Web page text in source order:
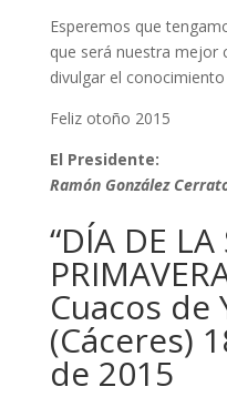
Esperemos que
que será nuestra mejor
divulgar el
Feliz otoño 2015
El Presidente:
Ramón González
“DÍA DE LA
Cuacos de
(Cáceres)
de 2015